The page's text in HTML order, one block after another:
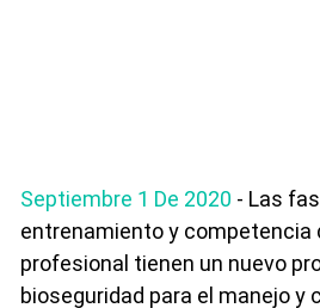
Septiembre 1 De 2020 - Las
entrenamiento y competencia
profesional tienen un nuevo
bioseguridad para el manejo y